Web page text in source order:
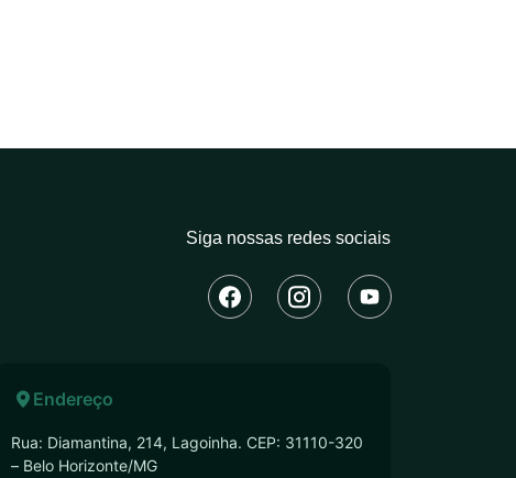
Siga nossas redes sociais
Endereço
Rua: Diamantina, 214, Lagoinha. CEP: 31110-320
– Belo Horizonte/MG